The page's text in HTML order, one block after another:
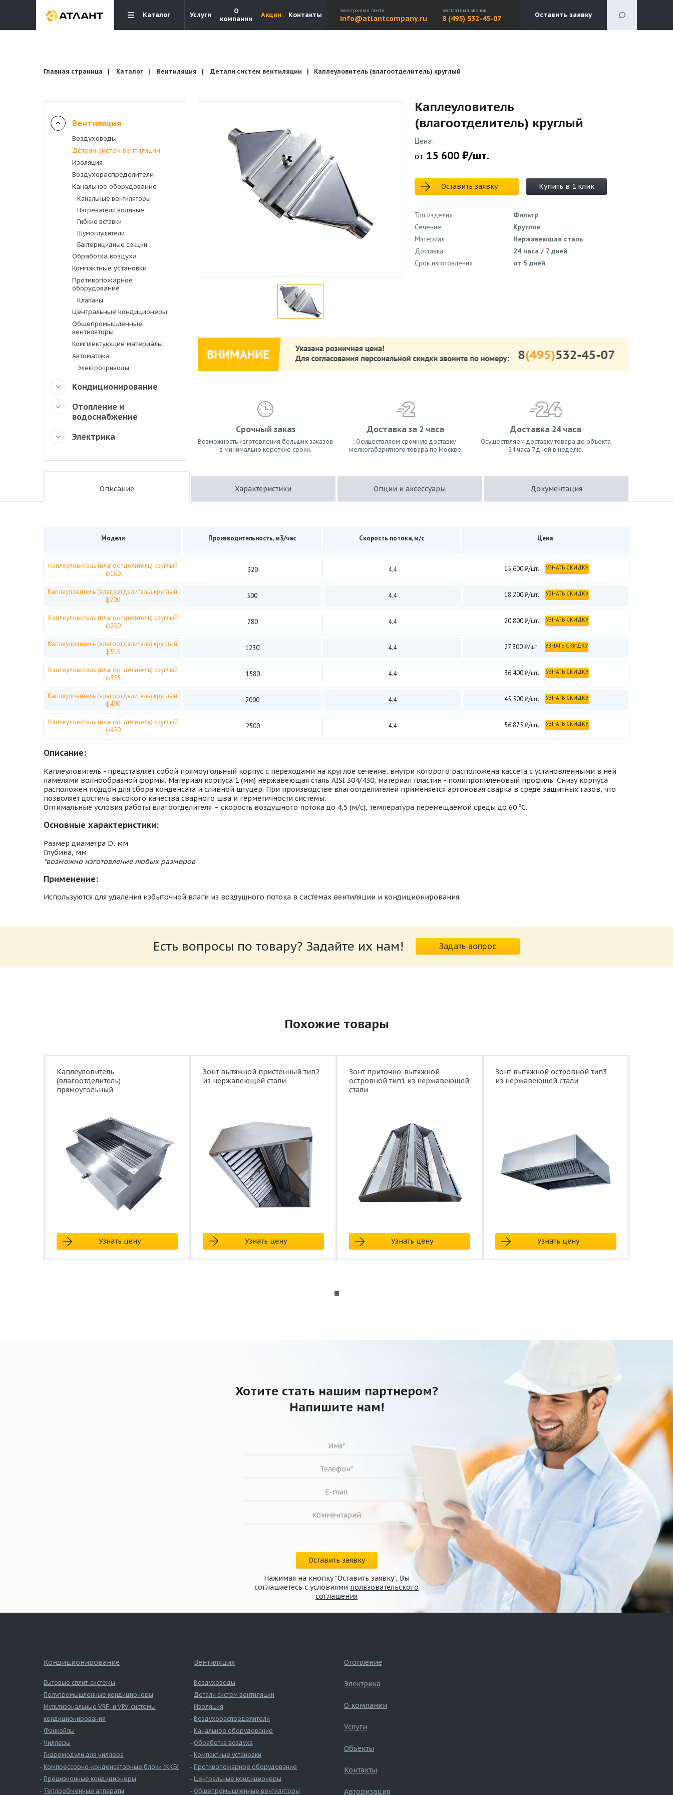
Каталог Услуги
О
компании
Акции Контакты
Электронная почта
info@atlantcompany.ru
Бесплатный звонок
8 (495) 532-45-07 Оставить заявку
Вентиляция
Кондиционирование
Отопление и водоснабжение
Электрика
Главная страница Каталог Вентиляция Детали систем вентиляции Каплеуловитель (влагоотделитель) круглый
Вентиляция
Воздуховоды
Детали систем вентиляции
Изоляция
Воздухораспределители
Канальное оборудование
Канальные вентиляторы
Нагреватели водяные
Гибкие вставки
Шумоглушители
Бактерицидные секции
Обработка воздуха
Компактные установки
Противопожарное
оборудование
Клапаны
Центральные кондиционеры
Общепромышленные
вентиляторы
Комплектующие материалы
Автоматика
Электроприводы
Кондиционирование
Отопление и
водоснабжение
Электрика
Каплеуловитель
(влагоотделитель) круглый
Цена:
от 15 600 ₽/шт.
Оставить заявку Купить в 1 клик
Тип изделия
Фильтр
Сечение
Круглое
Материал
Нержавеющая сталь
Доставка
24 часа / 7 дней
Срок изготовления
от 5 дней
Срочный заказ
Возможность изготовления больших заказов
в минимально короткие сроки.
Доставка за 2 часа
Осуществляем срочную доставку
мелкогабаритного товара по Москве.
Доставка 24 часа
Осуществляем доставку товара до объекта
24 часа 7 дней в неделю.
Описание Характеристики Опции и аксессуары Документация
Модели Производительность, м3/час Скорость потока, м/с Цена
Каплеуловитель (влагоотделитель) круглый
ф160
320 4.4 15 600 ₽/шт. УЗНАТЬ СКИДКУ
Каплеуловитель (влагоотделитель) круглый
ф200
500 4.4 18 200 ₽/шт. УЗНАТЬ СКИДКУ
Каплеуловитель (влагоотделитель) круглый
ф250
780 4.4 20 800 ₽/шт. УЗНАТЬ СКИДКУ
Каплеуловитель (влагоотделитель) круглый
ф315
1230 4.4 27 300 ₽/шт. УЗНАТЬ СКИДКУ
Каплеуловитель (влагоотделитель) круглый
ф355
1580 4.4 36 400 ₽/шт. УЗНАТЬ СКИДКУ
Каплеуловитель (влагоотделитель) круглый
ф400
2000 4.4 45 500 ₽/шт. УЗНАТЬ СКИДКУ
Каплеуловитель (влагоотделитель) круглый
ф450
2500 4.4 56 875 ₽/шт. УЗНАТЬ СКИДКУ
Описание:
Каплеуловитель - представляет собой прямоугольный корпус с переходами на круглое сечение, внутри которого расположена кассета с установленными в ней
ламелями волнообразной формы. Материал корпуса 1 (мм) нержавеющая сталь AISI 304/430, материал пластин - полипропиленовый профиль. Снизу корпуса
расположен поддон для сбора конденсата и сливной штуцер. При производстве влагоотделителей применяется аргоновая сварка в среде защитных газов, что
позволяет достичь высокого качества сварного шва и герметичности системы.
Оптимальные условия работы влагоотделителя – скорость воздушного потока до 4,5 (м/с), температура перемещаемой среды до 60 ⁰С.
Основные характеристики:
Размер диаметра D, мм
Глубина, мм
*возможно изготовление любых размеров
Применение:
Используются для удаления избыточной влаги из воздушного потока в системах вентиляции и кондиционирования.
Есть вопросы по товару? Задайте их нам! Задать вопрос
Похожие товары
Каплеуловитель
(влагоотделитель)
прямоугольный
Узнать цену
Зонт вытяжной пристенный тип2
из нержавеющей стали
Узнать цену
Зонт приточно-вытяжной
островной тип1 из нержавеющей
стали
Узнать цену
Зонт вытяжной островной тип3
из нержавеющей стали
Узнать цену
Хотите стать нашим партнером?
Напишите нам!
Оставить заявку
Нажимая на кнопку "Оставить заявку", Вы
соглашаетесь с условиями пользовательского
соглашения
Кондиционирование
Бытовые сплит-системы
Полупромышленные кондиционеры
Мультизональные VRF- и VRV-системы
кондиционирования
Фанкойлы
Чиллеры
Гидромодули для чиллера
Компрессорно-конденсаторные блоки (ККБ)
Прецизионные кондиционеры
Теплообменные аппараты
Вентиляция
Воздуховоды
Детали систем вентиляции
Изоляция
Воздухораспределители
Канальное оборудование
Обработка воздуха
Компактные установки
Противопожарное оборудование
Центральные кондиционеры
Общепромышленные вентиляторы
Отопление
Электрика
О компании
Услуги
Объекты
Контакты
Авторизация